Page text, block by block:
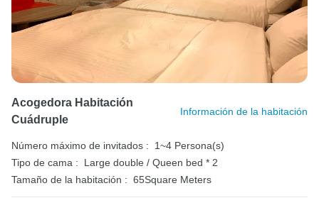
Acogedora Habitación
Cuádruple
Información de la habitación
Número máximo de invitados :
1~4 Persona(s)
Tipo de cama :
Large double / Queen bed * 2
Tamaño de la habitación : 65Square Meters